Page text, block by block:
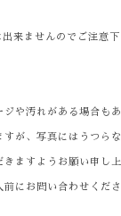
来ませんのでご注意下
や汚れがある場合もあ
すが、写真にはうつらな
ますようお願い申し上
にお問い合わせくださ